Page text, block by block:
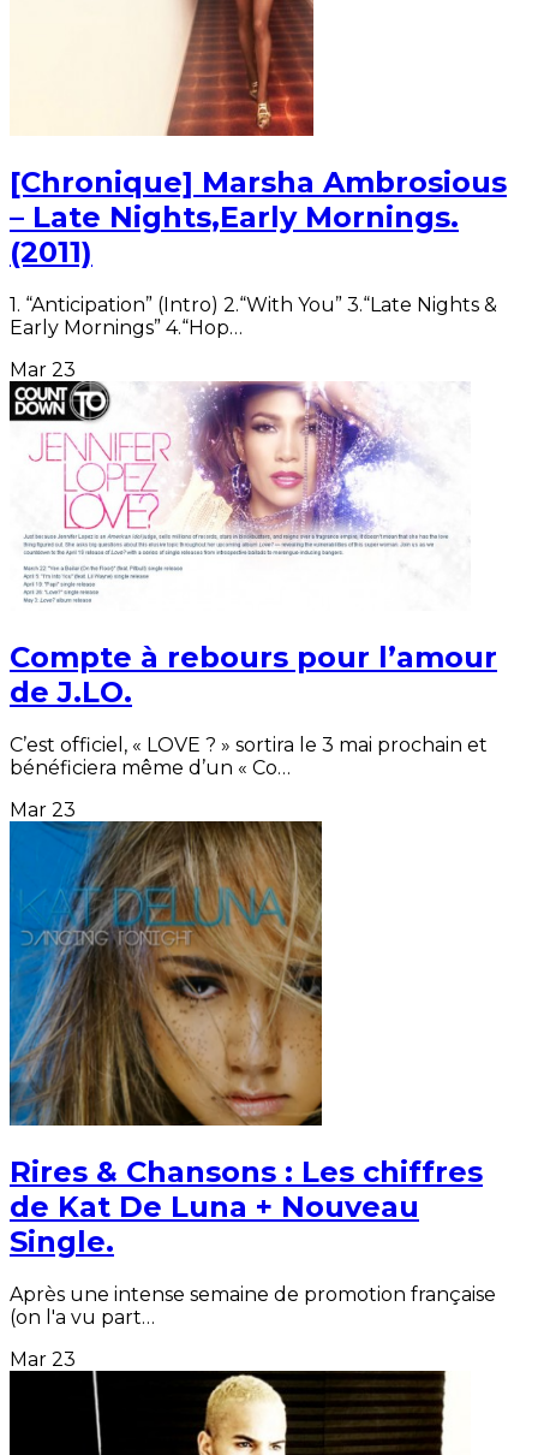
[Chronique] Marsha Ambrosious
– Late Nights,Early Mornings.
(2011)
1. “Anticipation” (Intro) 2.“With You” 3.“Late Nights &
Early Mornings” 4.“Hop…
Mar 23
Compte à rebours pour l’amour
de J.LO.
C’est officiel, « LOVE ? » sortira le 3 mai prochain et
bénéficiera même d’un « Co…
Mar 23
Rires & Chansons : Les chiffres
de Kat De Luna + Nouveau
Single.
Après une intense semaine de promotion française
(on l'a vu part…
Mar 23